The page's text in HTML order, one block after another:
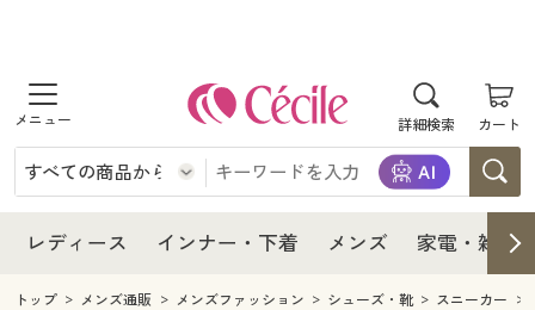
詳細検索 カート
商品を探す
レディース
レディースファッション
インナー・下着
インナー・下着通販すべて
メンズ
レディース インナー・下着 メンズ 家電・雑貨
レディース
レディース通販すべて
レディースファッション
インナー・下着
インナー・下着通販すべて
メンズ
トップ メンズ通販 メンズファッション シューズ・靴 スニーカー